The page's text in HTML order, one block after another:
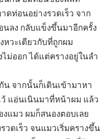
ดท่อนอย่างรวดเร็ว จาก
ลง กลับแข็งขึ้นมาอีกครั้ง
หวะเดียวกับที่ถูกผม
ม่ออก ได้แต่ครางอยู่ในลำ
จากนั้นก็เดินเข้ามาหา
แอ่นเนินมาที่หน้าผม แล้ว
แมว ผมก็สนองตอบเลย
วดเร็ว จนแมวเริ่มครางขึ้น